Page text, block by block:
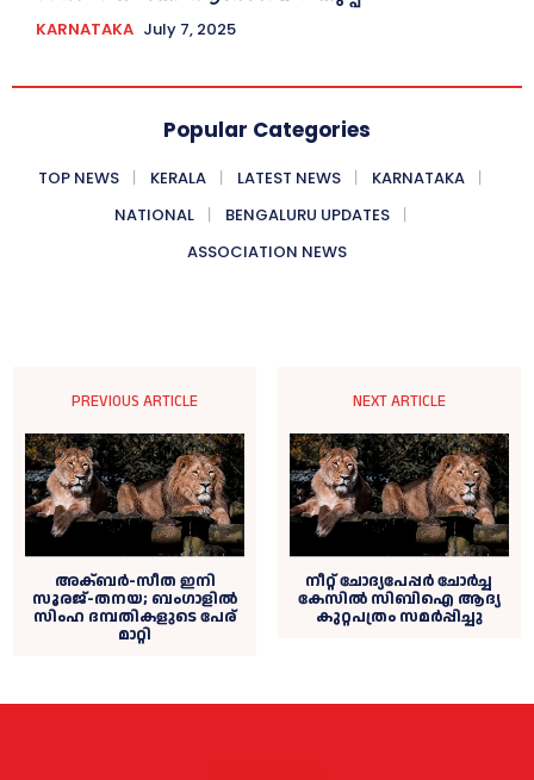
KARNATAKA July 7, 2025
Popular Categories
TOP NEWS KERALA LATEST NEWS
KARNATAKA
NATIONAL
BENGALURU UPDATES
ASSOCIATION NEWS
PREVIOUS ARTICLE
അക്ബർ-സീത ഇനി
സൂരജ്-തനയ; ബംഗാളില്‍
സിംഹ ദമ്പതികളുടെ പേര്
മാറ്റി
NEXT ARTICLE
നീറ്റ് ചോദ്യപേപ്പർ ചോർച്ച
കേസിൽ സിബിഐ ആദ്യ
കുറ്റപത്രം സമർപ്പിച്ചു